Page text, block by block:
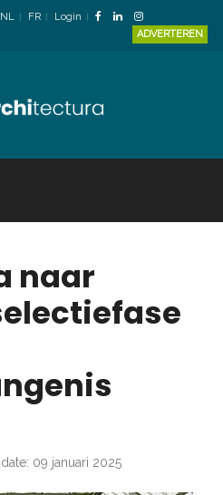
NL FR
Login
ADVERTEREN
naar
09 januari 2025